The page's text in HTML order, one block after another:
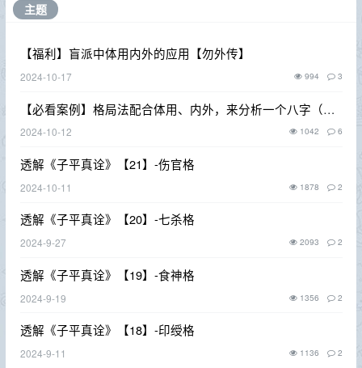
主题
【福利】盲派中体用内外的应用【勿外传】
2024-10-17 994 3
【必看案例】格局法配合体用、内外，来分析一个八字（希
望对大家有所启发）。
2024-10-12 1042 6
透解《子平真诠》【21】-伤官格
2024-10-11 1878 2
透解《子平真诠》【20】-七杀格
2024-9-27 2093 2
透解《子平真诠》【19】-食神格
2024-9-19 1356 2
透解《子平真诠》【18】-印绶格
2024-9-11 1136 2